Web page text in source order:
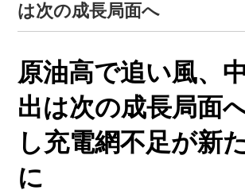
は次の成長局面へ
原油高で追い風、
出は次の成長局面
し充電網不足が新
に